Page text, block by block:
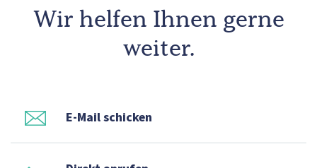
Wir helfen Ihnen gerne
weiter.
E-Mail schicken